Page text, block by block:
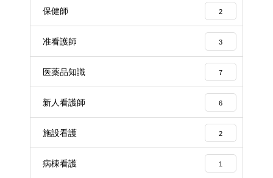
保健師 2
准看護師 3
医薬品知識 7
新人看護師 6
施設看護 2
病棟看護 1